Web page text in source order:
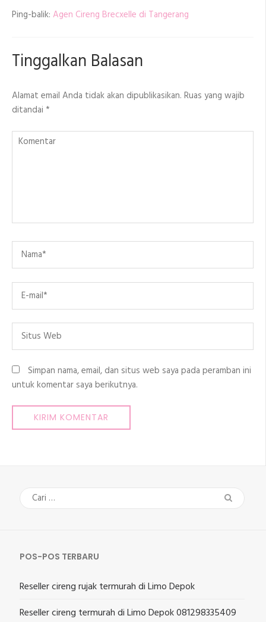
Ping-balik: Agen Cireng Brecxelle di Tangerang
Tinggalkan Balasan
Alamat email Anda tidak akan dipublikasikan. Ruas yang wajib
ditandai *
Komentar
Name
Email
Situs
Web
Simpan nama, email, dan situs web saya pada peramban ini
untuk komentar saya berikutnya.
Cari
untuk:
POS-POS TERBARU
Reseller cireng rujak termurah di Limo Depok
Reseller cireng termurah di Limo Depok 081298335409